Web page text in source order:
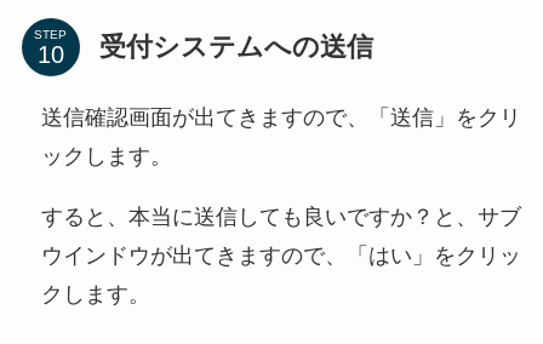
STEP 受付システムへの送信
送信確認画面が出てきますので、「送信」をクリ
ックします。
すると、本当に送信しても良いですか？と、サブ
ウインドウが出てきますので、「はい」をクリッ
クします。